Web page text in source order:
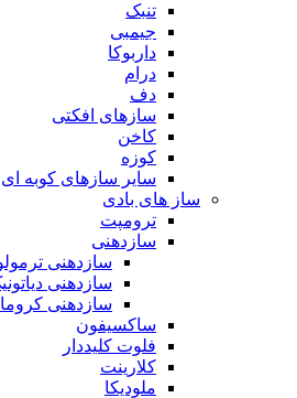
تنبک
جیمبی
داربوکا
درام
دف
سازهای افکتی
کاخن
کوزه
سایر سازهای کوبه ای
ساز های بادی
ترومپت
سازدهنی
سازدهنی
سازدهنی
سازدهنی
ساکسیفون
فلوت کلیددار
کلارینت
ملودیکا